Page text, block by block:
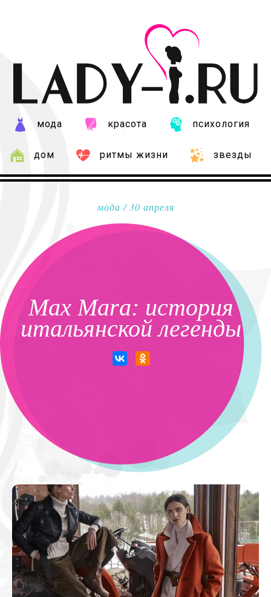
мода красота психология
дом ритмы жизни звезды
мода / 30 апреля
Max Mara: история
итальянской легенды